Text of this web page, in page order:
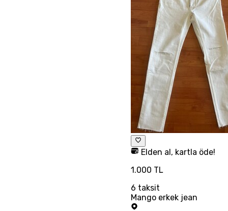
Elden al, kartla öde!
1.000 TL
6 taksit
Mango erkek jean